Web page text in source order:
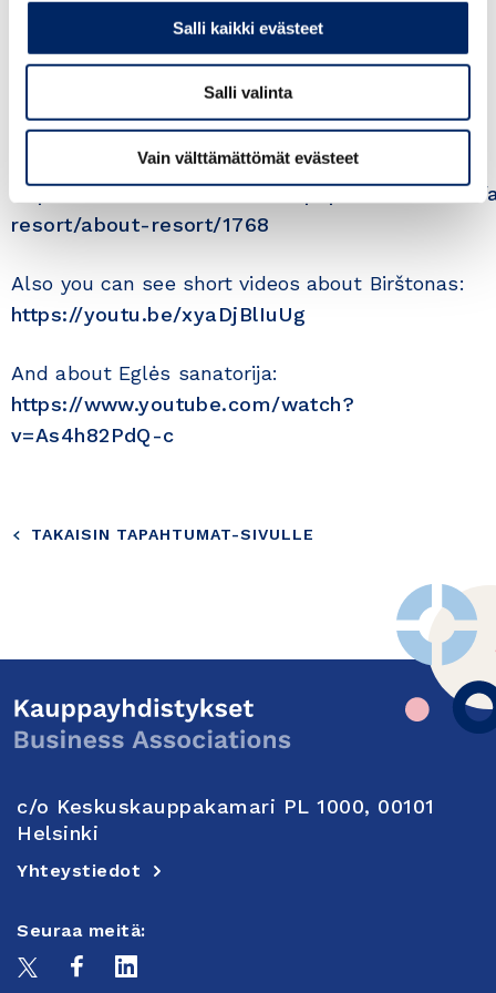
Salli kaikki evästeet
Salli valinta
Vain välttämättömät evästeet
There is about resort Birštonas:
https://www.visitbirstonas.lt/en/
http://www.kurortas.lt/index.php/en/
resort/about-resort/1768
Also you can see short videos about Birštonas:
https://youtu.be/xyaDjBlIuUg
And about Eglės sanatorija:
https://www.youtube.com/watch?
v=As4h82PdQ-c
TAKAISIN TAPAHTUMAT-SIVULLE
c/o Keskuskauppakamari PL 1000, 00101
Helsinki
Yhteystiedot
Seuraa meitä: